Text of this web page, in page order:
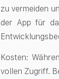
zu vermeiden
der App für
Kosten:
vollen Zugriff.